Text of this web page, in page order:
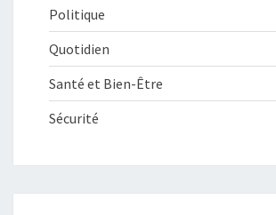
Politique
Quotidien
Santé et Bien-Être
Sécurité